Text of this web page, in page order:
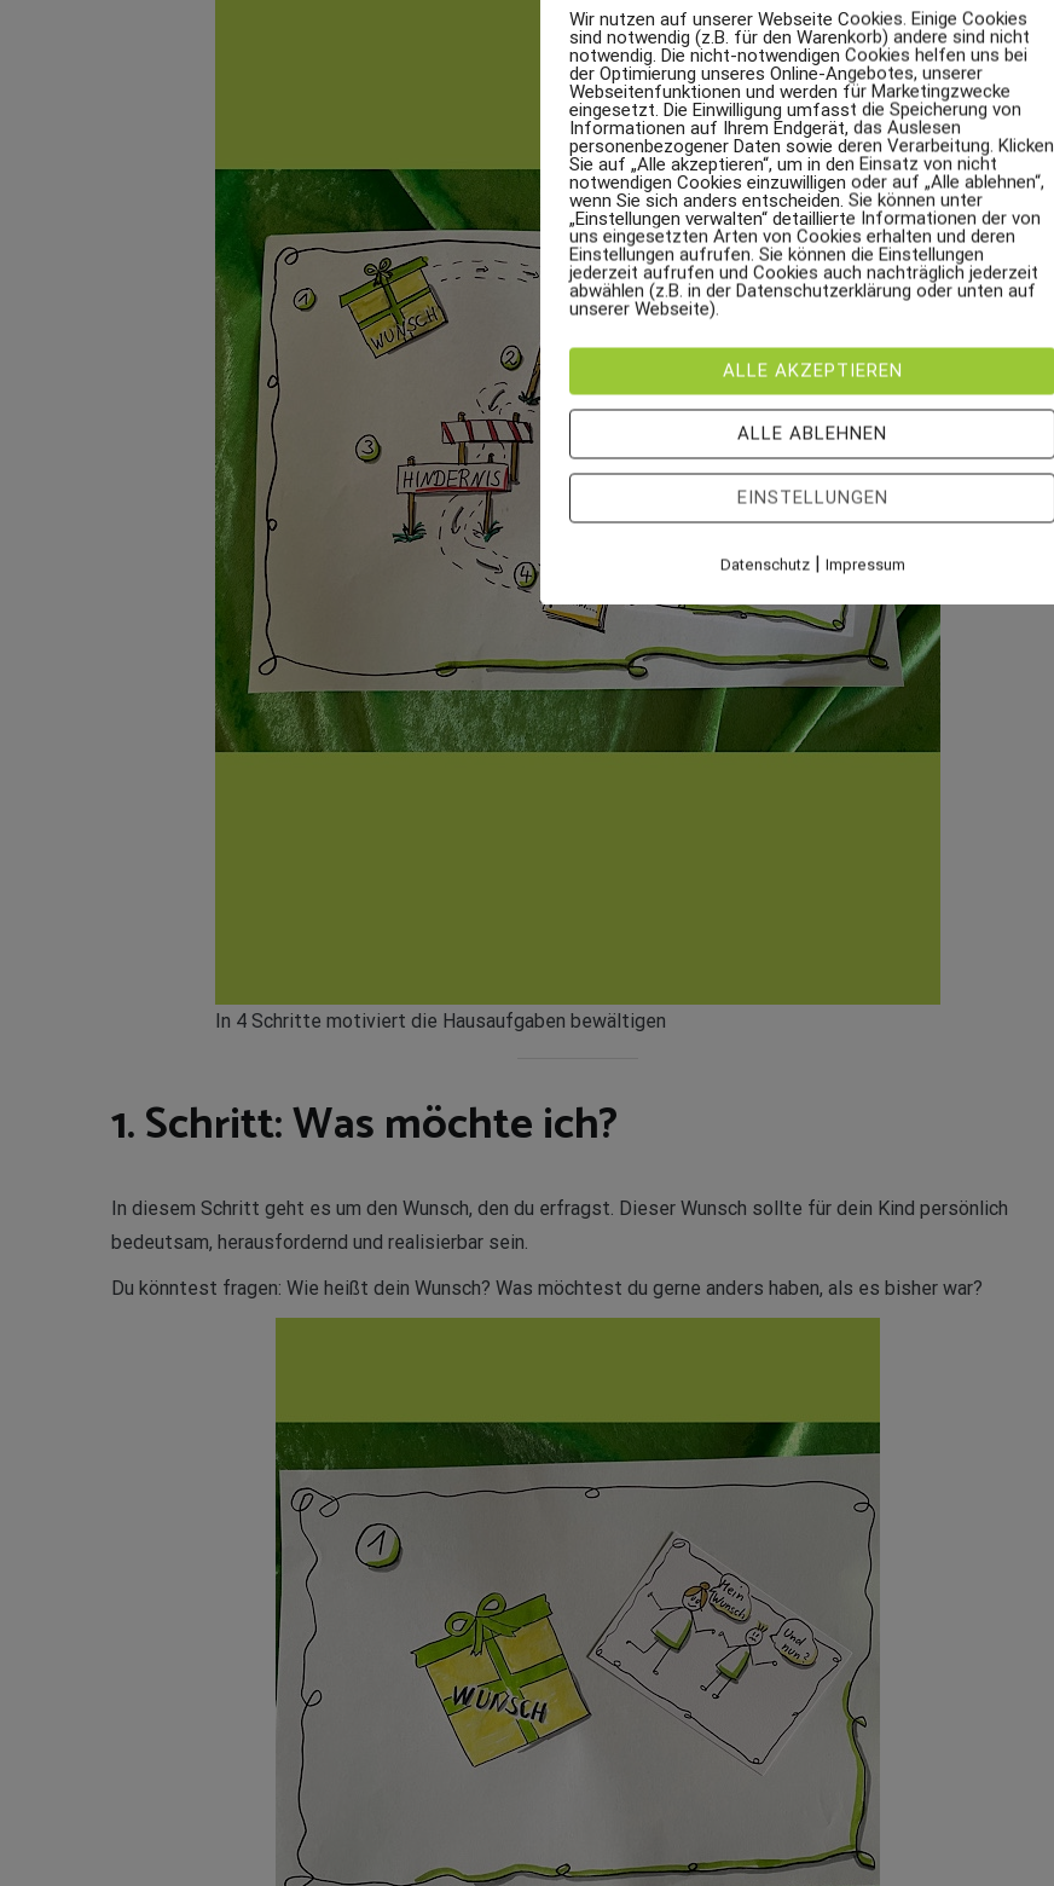
In 4 Schritte motiviert die Hausaufgaben bewältigen
1. Schritt: Was möchte ich?
In diesem Schritt geht es um den Wunsch, den du erfragst. Dieser Wunsch sollte für dein Kind persönlich
bedeutsam, herausfordernd und realisierbar sein.
Du könntest fragen: Wie heißt dein Wunsch? Was möchtest du gerne anders haben, als es bisher war?
Wir nutzen auf unserer Webseite Cookies. Einige Cookies
sind notwendig (z.B. für den Warenkorb) andere sind nicht
notwendig. Die nicht-notwendigen Cookies helfen uns bei
der Optimierung unseres Online-Angebotes, unserer
Webseitenfunktionen und werden für Marketingzwecke
eingesetzt. Die Einwilligung umfasst die Speicherung von
Informationen auf Ihrem Endgerät, das Auslesen
personenbezogener Daten sowie deren Verarbeitung. Klicken
Sie auf „Alle akzeptieren“, um in den Einsatz von nicht
notwendigen Cookies einzuwilligen oder auf „Alle ablehnen“,
wenn Sie sich anders entscheiden. Sie können unter
„Einstellungen verwalten“ detaillierte Informationen der von
uns eingesetzten Arten von Cookies erhalten und deren
Einstellungen aufrufen. Sie können die Einstellungen
jederzeit aufrufen und Cookies auch nachträglich jederzeit
abwählen (z.B. in der Datenschutzerklärung oder unten auf
unserer Webseite).
ALLE AKZEPTIEREN
ALLE ABLEHNEN
EINSTELLUNGEN
Datenschutz| Impressum